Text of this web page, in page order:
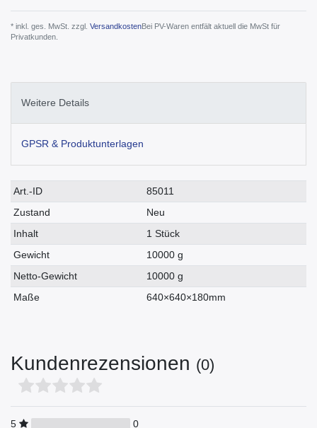
* inkl. ges. MwSt. zzgl. VersandkostenBei PV-Waren entfält aktuell die MwSt für
Privatkunden.
Weitere Details
GPSR & Produktunterlagen
Technisches
Merkmal
Wert
Art.-ID
85011
Zustand
Neu
Inhalt
1 Stück
Gewicht
10000 g
Netto-Gewicht
10000 g
Maße
640×640×180mm
Kundenrezensionen (0)
5
0